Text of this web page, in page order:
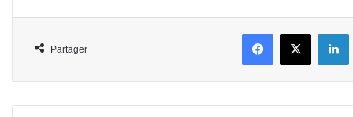
Partager
FacebookX